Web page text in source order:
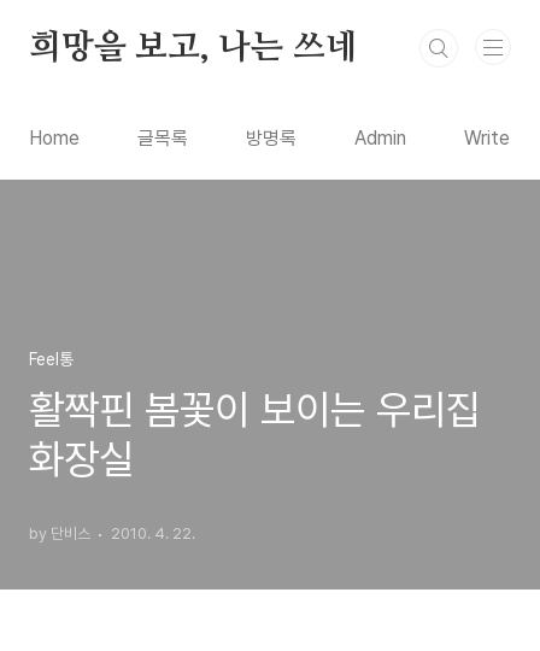
희망을 보고, 나는 쓰네
Home 글목록 방명록 Admin Write
Feel통
활짝핀 봄꽃이 보이는 우리집
화장실
by 단비스 2010. 4. 22.